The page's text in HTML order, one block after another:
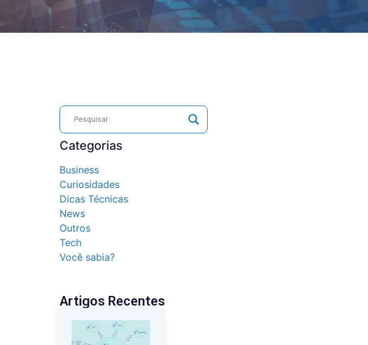
Categorias
Business
Curiosidades
Dicas Técnicas
News
Outros
Tech
Você sabia?
Artigos Recentes